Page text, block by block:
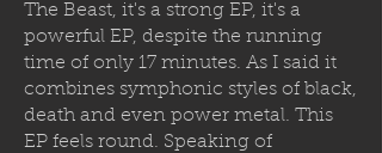
The Beast, it's a strong EP, it's a
powerful EP, despite the running
time of only 17 minutes. As I said it
combines symphonic styles of black,
death and even power metal. This
EP feels round. Speaking of